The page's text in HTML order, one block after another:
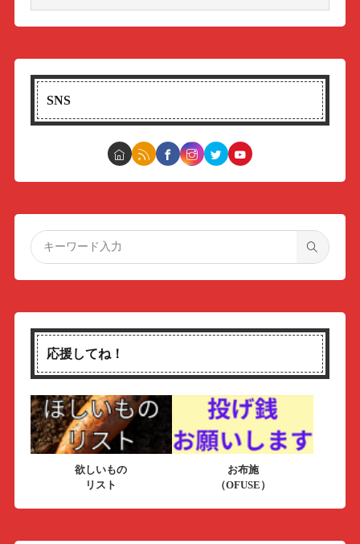
SNS
応援してね！
欲しいもの
リスト
お布施
（OFUSE）